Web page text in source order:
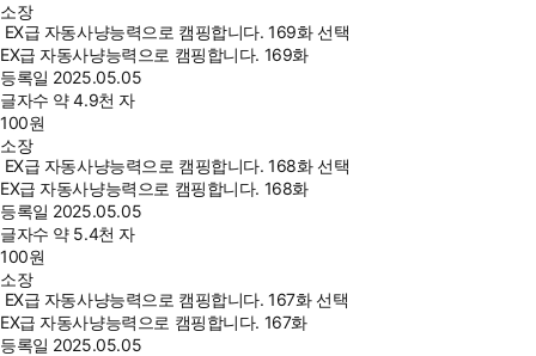
소장
EX급 자동사냥능력으로 캠핑합니다. 169화 선택
EX급 자동사냥능력으로 캠핑합니다. 169화
등록일 2025.05.05
글자수 약 4.9천 자
100원
소장
EX급 자동사냥능력으로 캠핑합니다. 168화 선택
EX급 자동사냥능력으로 캠핑합니다. 168화
등록일 2025.05.05
글자수 약 5.4천 자
100원
소장
EX급 자동사냥능력으로 캠핑합니다. 167화 선택
EX급 자동사냥능력으로 캠핑합니다. 167화
등록일 2025.05.05